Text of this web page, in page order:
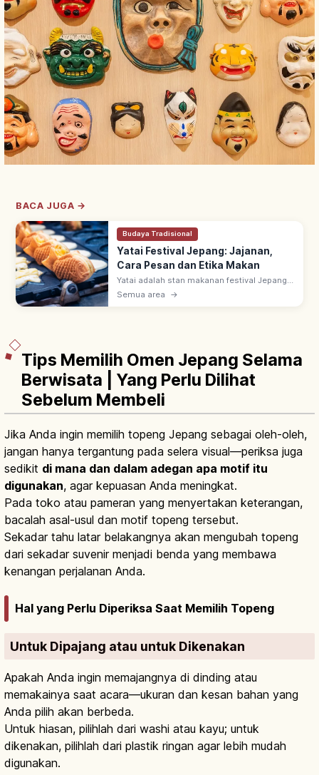
BACA JUGA →
Budaya Tradisional
Yatai Festival Jepang: Jajanan,
Cara Pesan dan Etika Makan
Yatai adalah stan makanan festival Jepang
yang ramai dari musim semi (Maret–Mei)
Semua area →
Tips Memilih Omen Jepang Selama
Berwisata | Yang Perlu Dilihat
Sebelum Membeli
Jika Anda ingin memilih topeng Jepang sebagai oleh-oleh,
jangan hanya tergantung pada selera visual—periksa juga
sedikit di mana dan dalam adegan apa motif itu
digunakan, agar kepuasan Anda meningkat.
Pada toko atau pameran yang menyertakan keterangan,
bacalah asal-usul dan motif topeng tersebut.
Sekadar tahu latar belakangnya akan mengubah topeng
dari sekadar suvenir menjadi benda yang membawa
kenangan perjalanan Anda.
Hal yang Perlu Diperiksa Saat Memilih Topeng
Untuk Dipajang atau untuk Dikenakan
Apakah Anda ingin memajangnya di dinding atau
memakainya saat acara—ukuran dan kesan bahan yang
Anda pilih akan berbeda.
Untuk hiasan, pilihlah dari washi atau kayu; untuk
dikenakan, pilihlah dari plastik ringan agar lebih mudah
digunakan.